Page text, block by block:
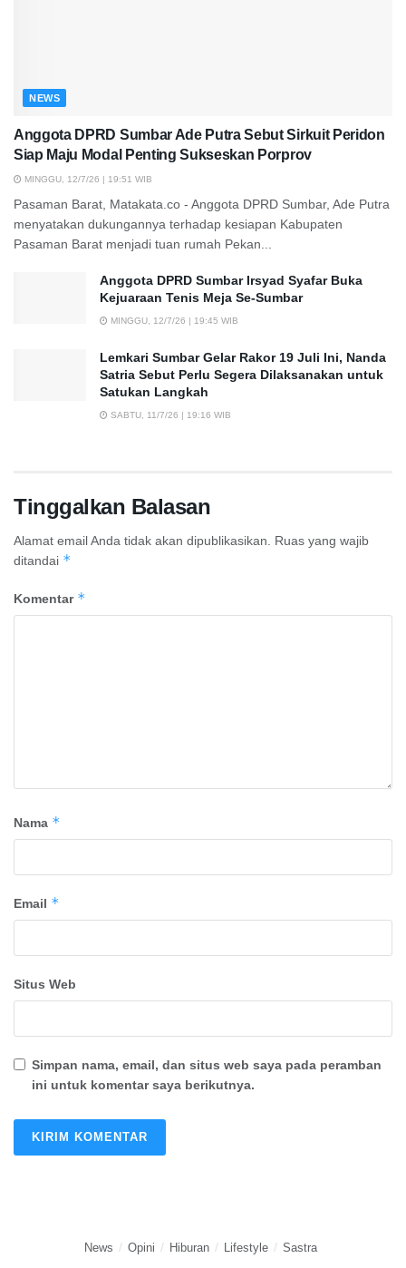
NEWS
Anggota DPRD Sumbar Ade Putra Sebut Sirkuit Peridon
Siap Maju Modal Penting Sukseskan Porprov
MINGGU, 12/7/26 | 19:51 WIB
Pasaman Barat, Matakata.co - Anggota DPRD Sumbar, Ade Putra
menyatakan dukungannya terhadap kesiapan Kabupaten
Pasaman Barat menjadi tuan rumah Pekan...
Anggota DPRD Sumbar Irsyad Syafar Buka
Kejuaraan Tenis Meja Se-Sumbar
MINGGU, 12/7/26 | 19:45 WIB
Lemkari Sumbar Gelar Rakor 19 Juli Ini, Nanda
Satria Sebut Perlu Segera Dilaksanakan untuk
Satukan Langkah
SABTU, 11/7/26 | 19:16 WIB
Tinggalkan Balasan
Alamat email Anda tidak akan dipublikasikan.
Ruas yang wajib
ditandai *
Komentar *
Nama *
Email *
Situs Web
Simpan nama, email, dan situs web saya pada peramban
ini untuk komentar saya berikutnya.
News Opini Hiburan Lifestyle Sastra